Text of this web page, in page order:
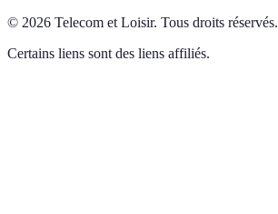
© 2026 Telecom et Loisir. Tous droits réservés.
Certains liens sont des liens affiliés.